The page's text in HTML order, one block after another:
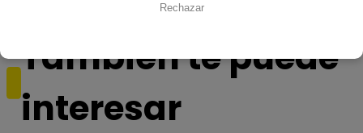
También te puede
interesar
Rechazar